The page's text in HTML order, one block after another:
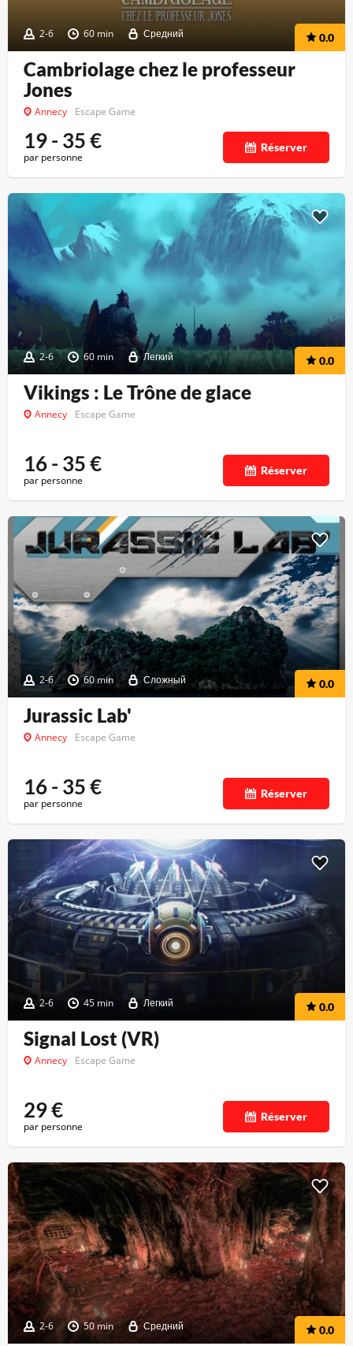
2-6 60 min Средний 0.0
Cambriolage chez le professeur
Jones
Annecy Escape Game
19 - 35€
par personne
Réserver
2-6 60 min Легкий 0.0
Vikings : Le Trône de glace
Annecy Escape Game
16 - 35€
par personne
Réserver
2-6 60 min Сложный 0.0
Jurassic Lab'
Annecy Escape Game
16 - 35€
par personne
Réserver
2-6 45 min Легкий 0.0
Signal Lost (VR)
Annecy Escape Game
29€
par personne
Réserver
2-6 50 min Средний 0.0